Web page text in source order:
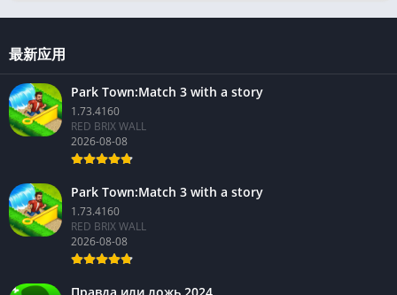
最新应用
Park Town:Match 3 with a story
1.73.4160
RED BRIX WALL
2026-08-08
Park Town:Match 3 with a story
1.73.4160
RED BRIX WALL
2026-08-08
Правда или ложь 2024